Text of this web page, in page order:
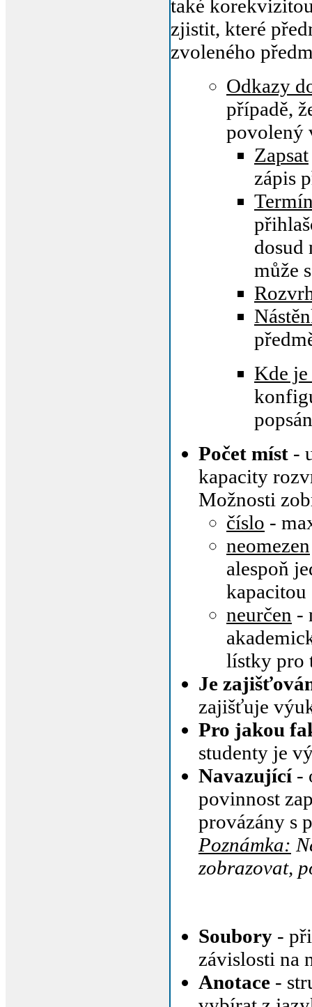
také
zjistit, které
zvoleného
Odkazy
případě,
povolený
Zapsat
zápis
dosud
může
Kde
Počet míst -
kapacity
Možnosti
číslo -
neomezen
alespoň
kapacitou
neurčen -
lístky pro
Je
zajišťuje
Pro jakou
studenty je
Navazující-
povinnost
provázány s
Poznámka:
zobrazovat,
Soubory -
závislosti na
Anotace -